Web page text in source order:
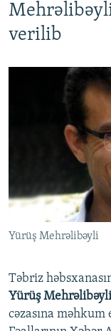
verilib
Yürüş Mehrəlibəyli
Təbriz
Yürüş Mehrəlibəyli
cəzasına